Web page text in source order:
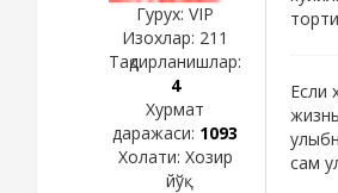
Гурух: VIP
Изохлар: 211
Тақдирланишлар:
4
Хурмат
даражаси: 1093
Холати: Хозир
йўқ
Если
сам